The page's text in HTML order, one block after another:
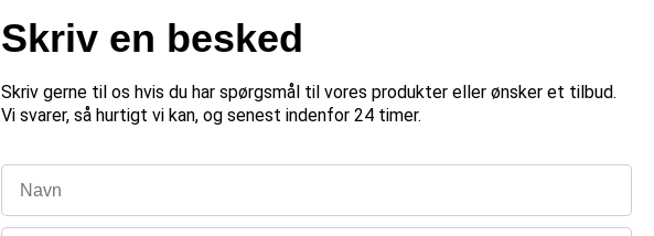
​Skriv en besked
Skriv gerne til os hvis du har spørgsmål til vores produkter eller ønsker et tilbud.
Vi svarer, så hurtigt vi kan, og senest indenfor 24 timer.